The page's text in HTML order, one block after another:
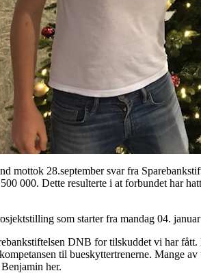
mottok 28.september svar fra
000. Dette resulterte i at forbundet har
som starter fra mandag 04.
DNB for tilskuddet vi har
til bueskyttertrenerne. Mange
her.